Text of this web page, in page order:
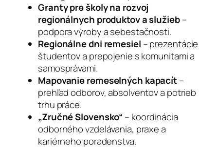
Granty pre školy na rozvoj
regionálnych produktov a služieb–
podpora výroby a sebestačnosti.
Regionálne dni remesiel – prezentácie
študentov a prepojenie s komunitami a
samosprávami.
Mapovanie remeselných kapacít–
prehľad odborov, absolventov a potrieb
trhu práce.
„Zručné Slovensko“ – koordinácia
odborného vzdelávania, praxe a
kariérneho poradenstva.